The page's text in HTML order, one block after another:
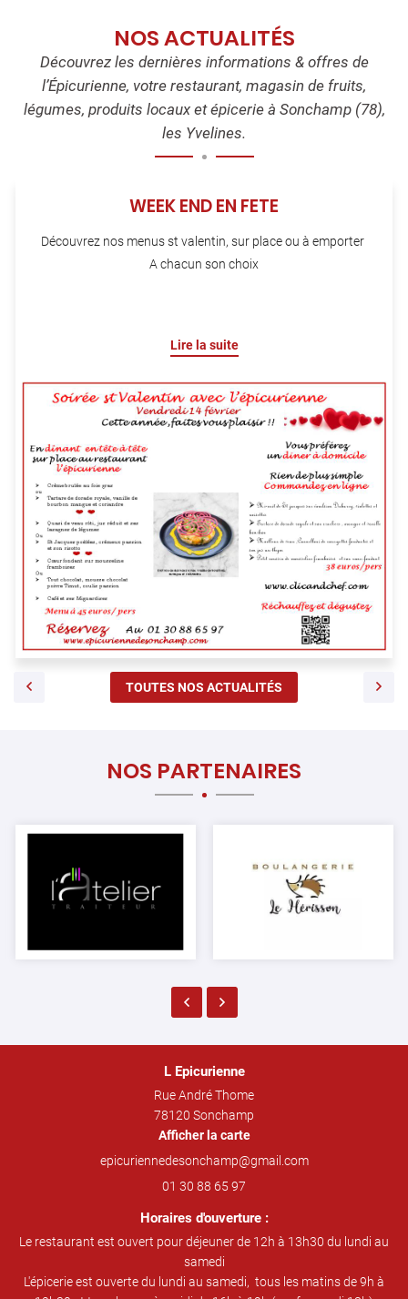
NOS ACTUALITÉS
Découvrez les dernières informations & offres de
l’Épicurienne, votre restaurant, magasin de fruits,
légumes, produits locaux et épicerie à Sonchamp (78),
les Yvelines.
WEEK END EN FETE
Découvrez nos menus st valentin, sur place ou à emporter
A chacun son choix
Lire la suite
TOUTES NOS ACTUALITÉS
NOS PARTENAIRES
L Epicurienne
Rue André Thome
78120 Sonchamp
Afficher la carte
01 30 88 65 97
Horaires d'ouverture :
Le restaurant est ouvert pour déjeuner de 12h à 13h30 du lundi au
samedi
L'épicerie est ouverte du lundi au samedi, tous les matins de 9h à